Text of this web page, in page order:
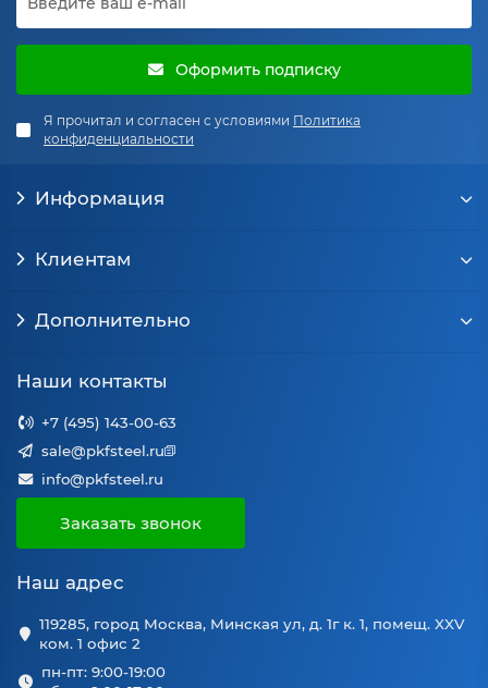
Оформить подписку
Я прочитал и согласен с условиями Политика
конфиденциальности
Информация
Клиентам
Дополнительно
Наши контакты
+7 (495) 143-00-63
sale@pkfsteel.ru
info@pkfsteel.ru
Заказать звонок
Наш адрес
119285, город Москва, Минская ул, д. 1г к. 1, помещ. XXV
ком. 1 офис 2
пн-пт: 9:00-19:00